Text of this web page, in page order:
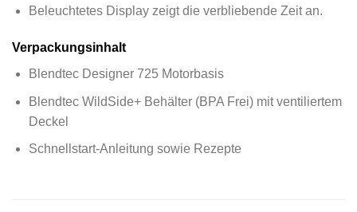
Beleuchtetes Display zeigt die verbliebende Zeit an.
Verpackungsinhalt
Blendtec Designer 725 Motorbasis
Blendtec WildSide+ Behälter (BPA Frei) mit ventiliertem
Deckel
Schnellstart-Anleitung sowie Rezepte